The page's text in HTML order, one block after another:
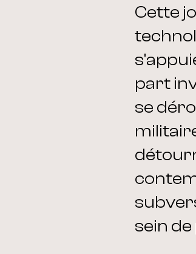
Cette
part
se
sein